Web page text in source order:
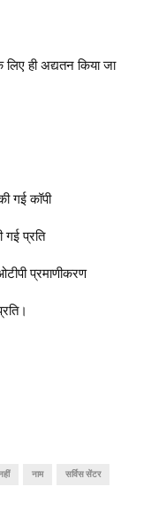
ही अद्यतन किया जा
गई कॉपी
प्रति
प्रमाणीकरण
नाम सर्विस सेंटर